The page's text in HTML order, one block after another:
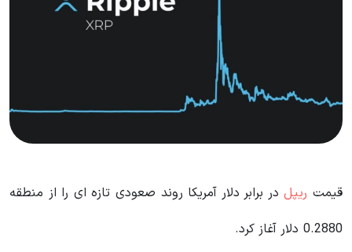
قیمت ریپلدر برابر دلار آمریکا روند صعودی تازه ای را از منطقه
0.2880 دلار آغاز کرد.